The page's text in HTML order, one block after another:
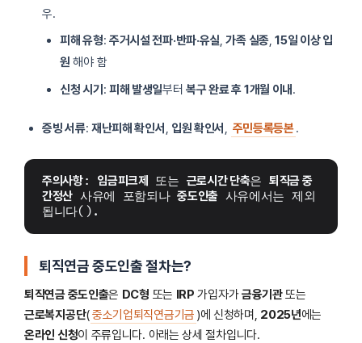
우.
피해 유형: 주거시설 전파·반파·유실,가족 실종,15일 이상 입
원 해야 함
신청 시기 : 피해 발생일부터복구 완료 후 1개월 이내.
증빙 서류: 재난피해 확인서 , 입원 확인서 , 주민등록등본.
주의사항: 임금피크제 또는 근로시간 단축은 퇴직금 중
간정산 사유에 포함되나 중도인출 사유에서는 제외
됩니다().
퇴직연금 중도인출 절차는?
퇴직연금 중도인출은 DC형 또는 IRP 가입자가금융기관또는
근로복지공단(중소기업퇴직연금기금 )에 신청하며, 2025년에는
온라인 신청이 주류입니다. 아래는 상세 절차입니다.